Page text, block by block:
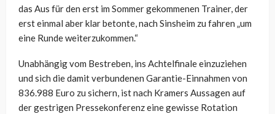
das Aus für den erst im Sommer gekommenen Trainer, der
erst einmal aber klar betonte, nach Sinsheim zu fahren „um
eine Runde weiterzukommen.“
Unabhängig vom Bestreben, ins Achtelfinale einzuziehen
und sich die damit verbundenen Garantie-Einnahmen von
836.988 Euro zu sichern, ist nach Kramers Aussagen auf
der gestrigen Pressekonferenz eine gewisse Rotation